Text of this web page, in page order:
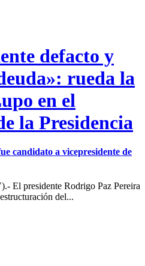
defacto y
rueda la
en el
la Presidencia
candidato a vicepresidente de
El presidente Rodrigo Paz Pereira
del...